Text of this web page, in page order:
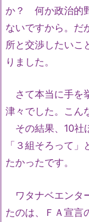
か？ 何か政治的
ないですから。だ
所と交渉したいこ
りました。
さて本当に手を
津々でした。こん
その結果、10社
「３組そろって
たかったです。
ワタナベエンタ
たのは、ＦＡ宣言